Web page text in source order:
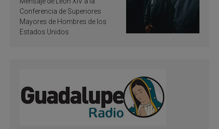
santificación
Conferencia de Superiores
Mayores de Hombres de los
Estados Unidos